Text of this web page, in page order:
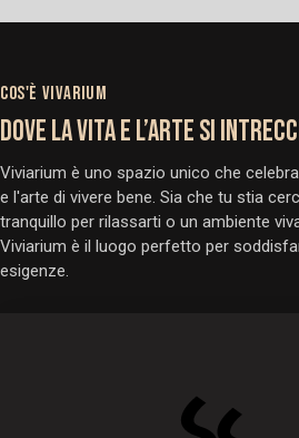
COS'È VIVARIUM
DOVE LA VITA E L’ARTE SI
Viviarium è uno spazio unico che
e l'arte di vivere bene. Sia che tu stia
tranquillo per rilassarti o un ambiente
Viviarium è il luogo perfetto per
esigenze.